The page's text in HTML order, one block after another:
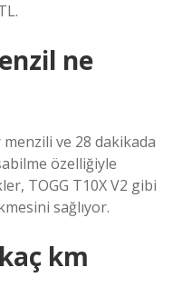
ne
ve 28 dakikada
özelliğiyle
TOGG T10X V2 gibi
sağlıyor.
km